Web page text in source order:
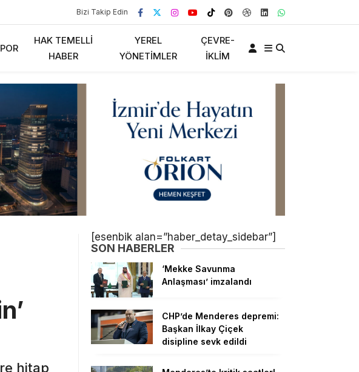
Bizi Takip Edin
HAK TEMELLI
HABER
YEREL
YÖNETIMLER
ÇEVRE-
İKLIM
hitap
[esenbik alan=”haber_detay_sidebar”]
SON HABERLER
‘Mekke Savunma
Anlaşması’ imzalandı
CHP’de Menderes depremi:
Başkan İlkay Çiçek
disipline sevk edildi